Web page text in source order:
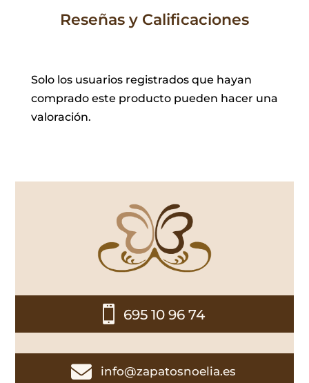
Reseñas y Calificaciones
Solo los usuarios registrados que hayan
comprado este producto pueden hacer una
valoración.
 695 10 96 74
 info@zapatosnoelia.es